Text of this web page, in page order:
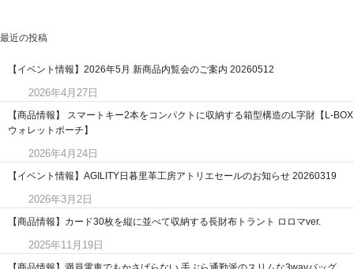
最近の投稿
【イベント情報】2026年5月 新商品内覧会のご案内 20260512
2026年4月27日
【商品情報】 スマートキー2本をコンパクトに収納する箱型構造のL字財【L-BOX
ウォレットポーチ】
2026年4月24日
【イベント情報】AGILITY日暮里革工房アトリエセールのお知らせ 20260319
2026年3月2日
【商品情報】カード30枚を縦に並べて収納する長財布トラント ロロマver.
2025年11月19日